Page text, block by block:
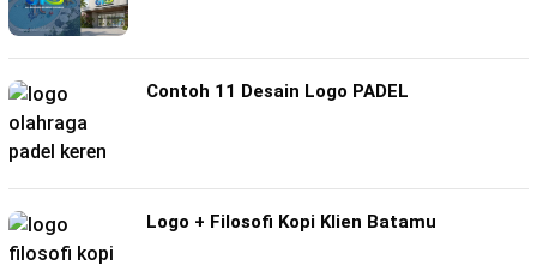
Contoh 11 Desain Logo PADEL
Logo + Filosofi Kopi Klien Batamu